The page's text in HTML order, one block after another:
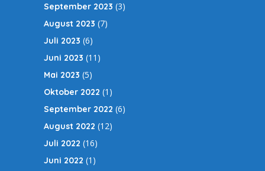
September 2023 (3)
August 2023 (7)
Juli 2023 (6)
Juni 2023 (11)
Mai 2023 (5)
Oktober 2022 (1)
September 2022 (6)
August 2022 (12)
Juli 2022 (16)
Juni 2022 (1)